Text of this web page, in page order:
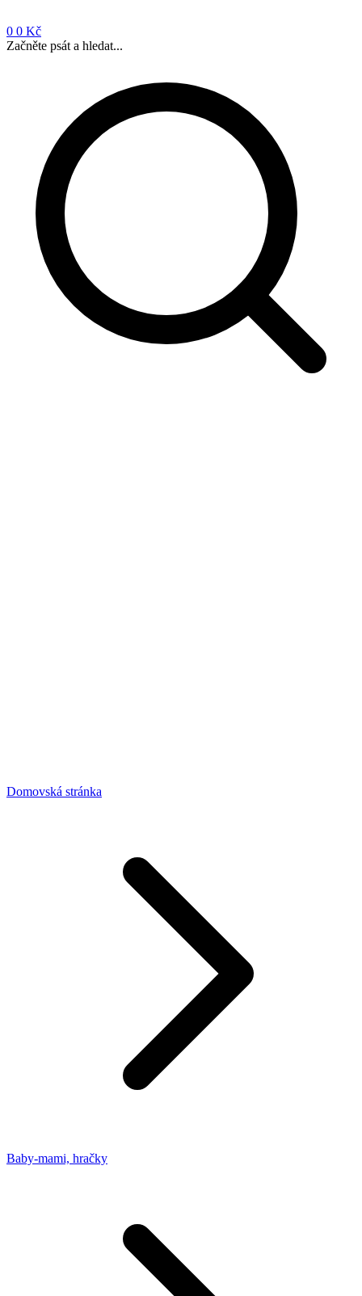
0 0 Kč
Začněte psát a hledat...
Domovská stránka
Baby-mami, hračky